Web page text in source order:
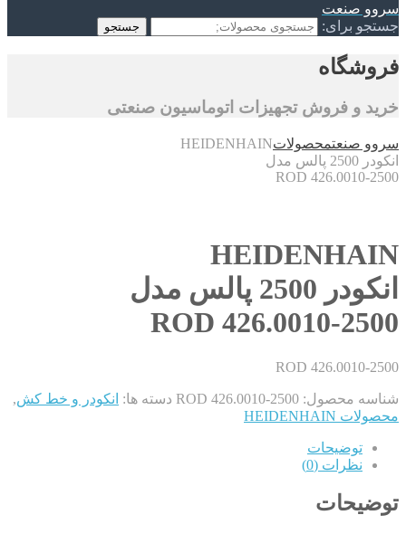
سروو صنعت
جستجو برای:
جستجو
فروشگاه
خرید و فروش تجهیزات اتوماسیون صنعتی
سروو صنعتمحصولاتHEIDENHAIN
انکودر 2500 پالس مدل
ROD 426.0010-2500
HEIDENHAIN
انکودر 2500 پالس مدل
ROD 426.0010-2500
ROD 426.0010-2500
شناسه محصول: ROD 426.0010-2500 دسته ها: انکودر و خط کش,
محصولات HEIDENHAIN
توضیحات
نظرات (0)
توضیحات